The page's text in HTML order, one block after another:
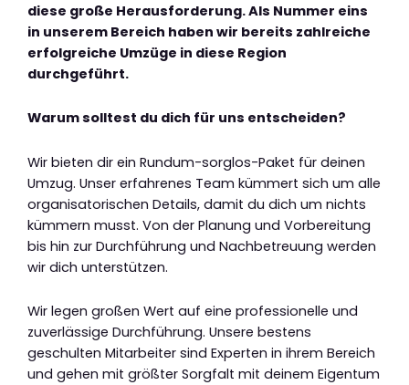
diese große Herausforderung. Als Nummer eins
in unserem Bereich haben wir bereits zahlreiche
erfolgreiche Umzüge in diese Region
durchgeführt.
Warum solltest du dich für uns entscheiden?
Wir bieten dir ein Rundum-sorglos-Paket für deinen
Umzug. Unser erfahrenes Team kümmert sich um alle
organisatorischen Details, damit du dich um nichts
kümmern musst. Von der Planung und Vorbereitung
bis hin zur Durchführung und Nachbetreuung werden
wir dich unterstützen.
Wir legen großen Wert auf eine professionelle und
zuverlässige Durchführung. Unsere bestens
geschulten Mitarbeiter sind Experten in ihrem Bereich
und gehen mit größter Sorgfalt mit deinem Eigentum